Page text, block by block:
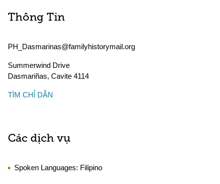
Thông Tin
PH_Dasmarinas@familyhistorymail.org
Summerwind Drive
Dasmariñas, Cavite 4114
TÌM CHỈ DẪN
Các dịch vụ
Spoken Languages: Filipino